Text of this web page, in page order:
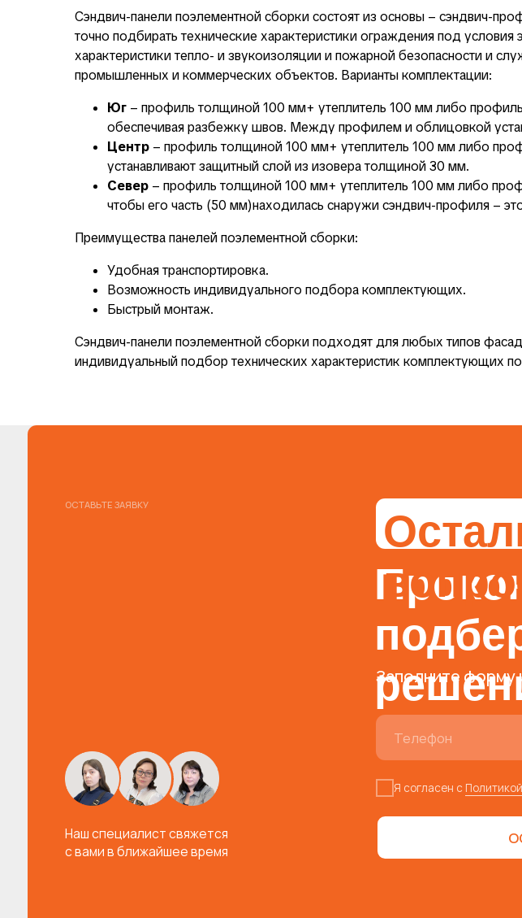
Сэндвич-панели поэлементной сборки состоят из основы – сэндвич-
точно подбирать технические характеристики ограждения под
характеристики тепло- и звукоизоляции и пожарной безопасности и
промышленных и коммерческих объектов. Варианты комплектации:
Юг – профиль толщиной 100 мм+ утеплитель 100 мм либо
обеспечивая разбежку швов. Между профилем и облицовкой
Центр – профиль толщиной 100 мм+ утеплитель 100 мм либо
устанавливают защитный слой из изовера толщиной 30 мм.
Север – профиль толщиной 100 мм+ утеплитель 100 мм либо
чтобы его часть (50 мм)находилась снаружи сэндвич-профиля –
Преимущества панелей поэлементной сборки:
Удобная транспортировка.
Возможность индивидуального подбора комплектующих.
Быстрый монтаж.
Сэндвич-панели поэлементной сборки подходят для любых типов
индивидуальный подбор технических характеристик комплектующих
Заполните форму и мы
Я согласен сПолитикой обработки
ОСТАВИТЬ
решение
8